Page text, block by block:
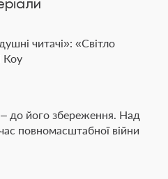
читачі»: «Світло
Коу
– до його збереження. Над
повномасштабної війни